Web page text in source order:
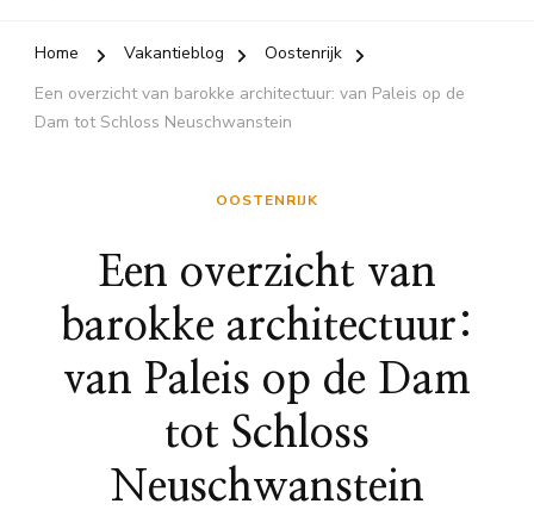
Home Vakantieblog
Oostenrijk
Een overzicht van barokke architectuur: van Paleis op de
Dam tot Schloss Neuschwanstein
OOSTENRIJK
Een overzicht van
barokke architectuur:
van Paleis op de Dam
tot Schloss
Neuschwanstein